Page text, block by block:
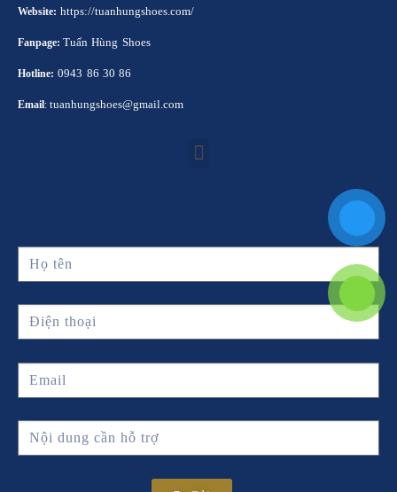
Website: https://tuanhungshoes.com/
Fanpage: Tuấn Hùng Shoes
Hotline: 0943 86 30 86
Email: tuanhungshoes@gmail.com